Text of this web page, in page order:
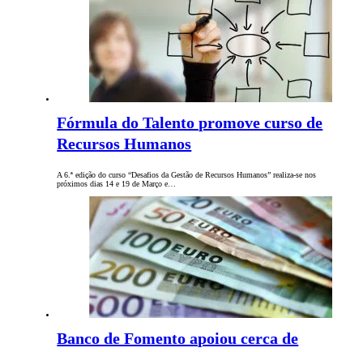
Fórmula do Talento promove curso de
Recursos Humanos
A 6.ª edição do curso “Desafios da Gestão de Recursos Humanos” realiza-se nos
próximos dias 14 e 19 de Março e…
Banco de Fomento apoiou cerca de